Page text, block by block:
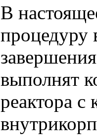
В
процедуру
выполнят
реактора